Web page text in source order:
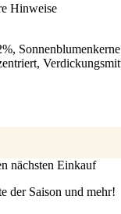
Hinweise
nächsten Einkauf
der Saison und mehr!